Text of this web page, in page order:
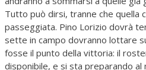
Tutto può dirsi, tranne che quella
passeggiata. Pino Lorizio dovrà
sette in campo dovranno lottare
fosse il punto della vittoria: il
disponibile, e si sta preparando al